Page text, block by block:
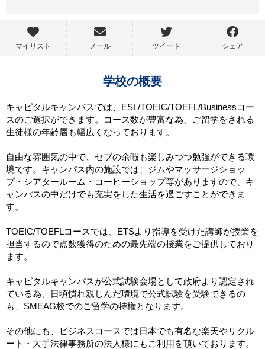
マイリスト メール ツイート シェア
学校の概要
キャピタルキャンパスでは、ESL/TOEIC/TOEFL/Businessコー
スのご選択ができます。コース数が豊富な為、ご留学をされる
生徒様の年齢層も幅広くなっております。
自由な雰囲気の中で、セブの余暇も楽しみつつ勉強ができる環
境です。キャンパス内の施設では、ジムやマッサージショッ
プ・シアタールーム・コーヒーショップ等がありますので、キ
ャンパスの中だけでも充実をした生活を過ごすことができま
す。
TOEIC/TOEFLコースでは、ETSより指導を受けた講師が授業を
担当するので点数獲得のための最先端の授業をご提供しており
ます。
キャピタルキャンパスが公式試験会場として政府より認定され
ている為、日頃慣れ親しんだ環境で公式試験を受験できるの
も、SMEAG校でのご留学の特権となります。
その他にも、ビジネスコースでは日本でも有名な楽天やリクル
ート・大手法律事務所の法人様にもご利用を頂いております。